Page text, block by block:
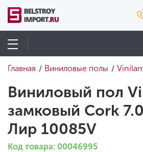
Главная / Виниловые полы /
Виниловый пол
замковый Cork
Лир 10085V
Код товара: 00046995